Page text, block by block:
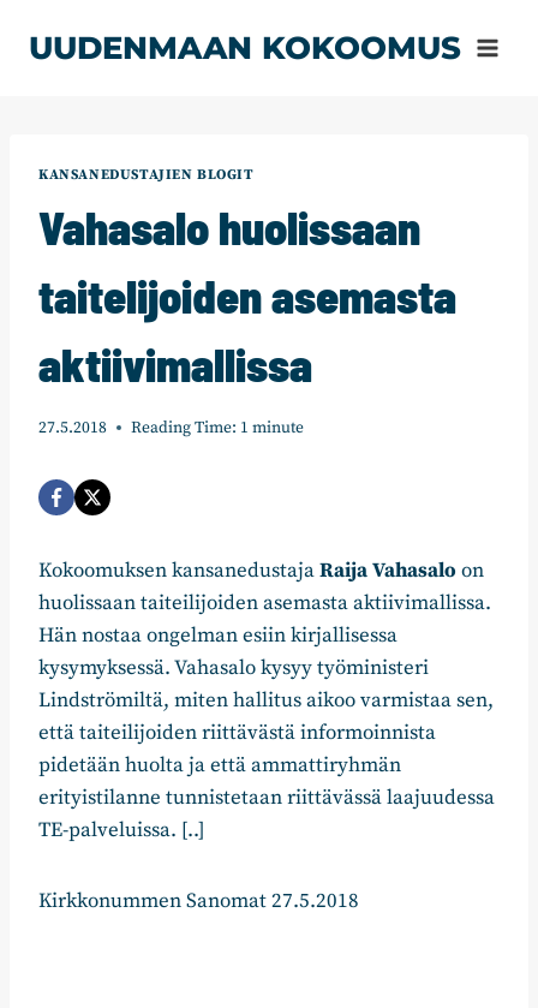
sisältöön
UUDENMAAN KOKOOMUS
KANSANEDUSTAJIEN BLOGIT
Vahasalo huolissaan
taitelijoiden asemasta
aktiivimallissa
27.5.2018 Reading Time: 1 minute
Kokoomuksen kansanedustajaRaija Vahasalo on
huolissaan taiteilijoiden asemasta aktiivimallissa.
Hän nostaa ongelman esiin kirjallisessa
kysymyksessä. Vahasalo kysyy työministeri
Lindströmiltä, miten hallitus aikoo varmistaa sen,
että taiteilijoiden riittävästä informoinnista
pidetään huolta ja että ammattiryhmän
erityistilanne tunnistetaan riittävässä laajuudessa
TE-palveluissa. [..]
Kirkkonummen Sanomat 27.5.2018